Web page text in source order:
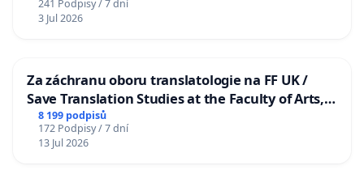
241 Podpisy / 7 dní
3 Jul 2026
Za záchranu oboru translatologie na FF UK /
Save Translation Studies at the Faculty of Arts,
Charles University
8 199 podpisů
172 Podpisy / 7 dní
13 Jul 2026